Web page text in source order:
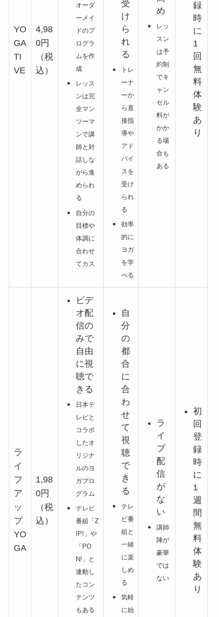
YO
GA
TI
VE
4,98
0円
（税
込）
オーダ
ーメイ
ドのプ
ログラ
ムを作
成
レッス
ンは完
全マン
ツーマ
ンで講
師と対
話しな
がら進
められ
る
自分の
目標や
体調に
合わせ
てカス
受
け
ら
れ
る
トレ
ーナ
ーか
ら直
接指
導や
アド
バイ
スを
受け
られ
る
効率
的に
ヨガ
を学
べる
め
レッ
スン
は予
約制
でキ
ャン
セル
料が
かか
る場
合も
ある
録
時
に
1
回
無
料
体
験
あ
り
ラ
イ
フ
ア
ッ
プ
YO
GA
1,98
0円
（税
込）
ビデ
オ配
信の
みで
自由
に視
聴で
きる
日本テ
レビと
コラボ
したオ
リジナ
ルのヨ
ガプロ
グラム
テレビ
番組「Z
IP!」や
「PO
N!」と
連動し
たコン
テンツ
もある
自
分
の
都
合
に
合
わ
せ
て
視
聴
で
き
る
テレ
ビ番
組と
一緒
に楽
しめ
る
気軽
に始
ラ
イ
ブ
配
信
が
な
い
講師
陣が
豪華
では
ない
初
回
登
録
時
に
1
週
間
無
料
体
験
あ
り